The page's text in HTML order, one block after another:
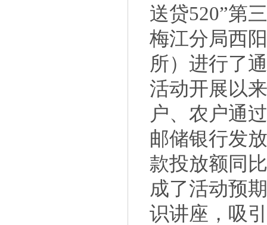
送贷520”第
梅江分局西
所）进行了
活动开展以
户、农户通
邮储银行发
款投放额同
成了活动预
识讲座，吸